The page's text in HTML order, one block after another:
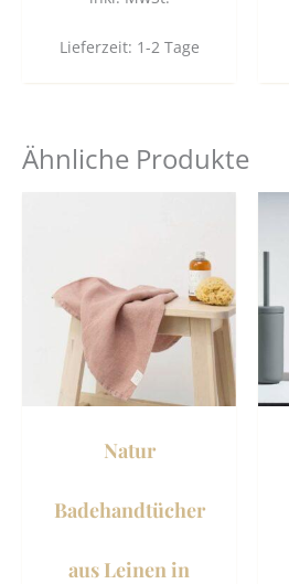
Lieferzeit: 1-2 Tage
Ähnliche Produkte
Natur
Badehandtücher
aus Leinen in